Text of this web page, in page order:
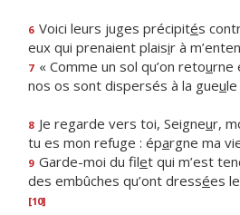
6 Voici leurs juges précipités
eux qui prenaient plaisir à
7 « Comme un sol qu’on retourne
nos os sont dispersés à la gueu
8 Je regarde vers toi, Seigneur,
tu es mon refuge : épargne ma
9 Garde-moi du filet qui m’est
des embûches qu’ont dressées
[10]